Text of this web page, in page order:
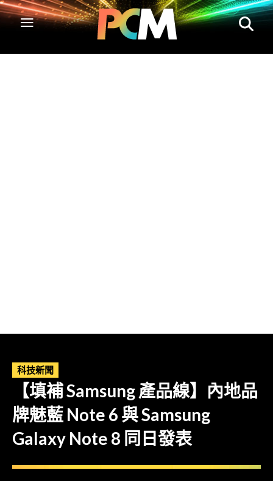
科技新聞
【填補 Samsung 產品線】內地品
牌魅藍 Note 6 與 Samsung
Galaxy Note 8 同日發表